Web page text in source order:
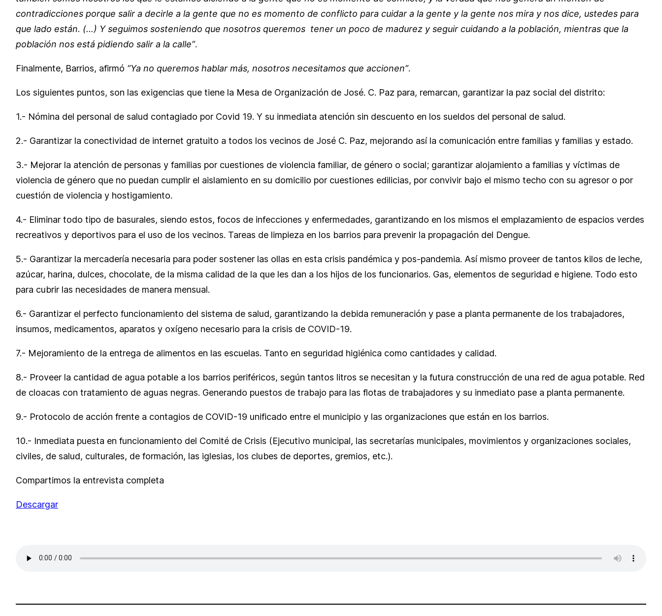
contradicciones porque salir a decirle a la gente que no es momento de conflicto para cuidar a la gente y la gente nos mira y nos dice, ustedes para
que lado están. (…) Y seguimos sosteniendo que nosotros queremos tener un poco de madurez y seguir cuidando a la población, mientras que la
población nos está pidiendo salir a la calle”.
Finalmente, Barrios, afirmó “Ya no queremos hablar más, nosotros necesitamos que accionen”.
Los siguientes puntos, son las exigencias que tiene la Mesa de Organización de José. C. Paz para, remarcan, garantizar la paz social del distrito:
1.- Nómina del personal de salud contagiado por Covid 19. Y su inmediata atención sin descuento en los sueldos del personal de salud.
2.- Garantizar la conectividad de internet gratuito a todos los vecinos de José C. Paz, mejorando así la comunicación entre familias y familias y estado.
3.- Mejorar la atención de personas y familias por cuestiones de violencia familiar, de género o social; garantizar alojamiento a familias y víctimas de
violencia de género que no puedan cumplir el aislamiento en su domicilio por cuestiones edilicias, por convivir bajo el mismo techo con su agresor o por
cuestión de violencia y hostigamiento.
4.- Eliminar todo tipo de basurales, siendo estos, focos de infecciones y enfermedades, garantizando en los mismos el emplazamiento de espacios verdes
recreativos y deportivos para el uso de los vecinos. Tareas de limpieza en los barrios para prevenir la propagación del Dengue.
5.- Garantizar la mercadería necesaria para poder sostener las ollas en esta crisis pandémica y pos-pandemia. Así mismo proveer de tantos kilos de leche,
azúcar, harina, dulces, chocolate, de la misma calidad de la que les dan a los hijos de los funcionarios. Gas, elementos de seguridad e higiene. Todo esto
para cubrir las necesidades de manera mensual.
6.- Garantizar el perfecto funcionamiento del sistema de salud, garantizando la debida remuneración y pase a planta permanente de los trabajadores,
insumos, medicamentos, aparatos y oxígeno necesario para la crisis de COVID-19.
7.- Mejoramiento de la entrega de alimentos en las escuelas. Tanto en seguridad higiénica como cantidades y calidad.
8.- Proveer la cantidad de agua potable a los barrios periféricos, según tantos litros se necesitan y la futura construcción de una red de agua potable. Red
de cloacas con tratamiento de aguas negras. Generando puestos de trabajo para las flotas de trabajadores y su inmediato pase a planta permanente.
9.- Protocolo de acción frente a contagios de COVID-19 unificado entre el municipio y las organizaciones que están en los barrios.
10.- Inmediata puesta en funcionamiento del Comité de Crisis (Ejecutivo municipal, las secretarías municipales, movimientos y organizaciones sociales,
civiles, de salud, culturales, de formación, las iglesias, los clubes de deportes, gremios, etc.).
Compartimos la entrevista completa
Descargar